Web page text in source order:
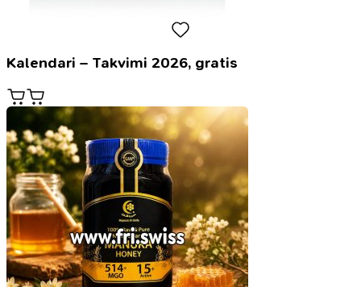
Kalendari – Takvimi 2026, gratis